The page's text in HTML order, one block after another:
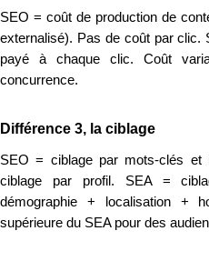
SEO = coût de production de
externalisé). Pas de coût par clic.
payé à chaque clic. Coût
concurrence.
Différence 3, la ciblage
SEO = ciblage par mots-clés et
ciblage par profil. SEA =
démographie + localisation +
supérieure du SEA pour des